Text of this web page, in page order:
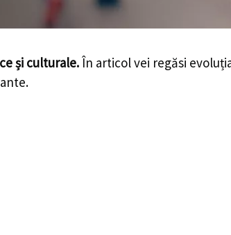
și culturale.În articol vei regăsi